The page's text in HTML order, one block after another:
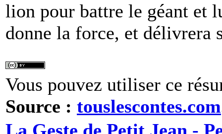
lion pour battre le géant et
donne la force, et délivrera
Vous pouvez utiliser ce
Source : touslescontes.com